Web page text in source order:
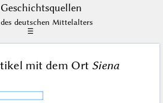
Geschichts­quellen
des deutschen Mittelalters
☰
mit dem Ort Siena